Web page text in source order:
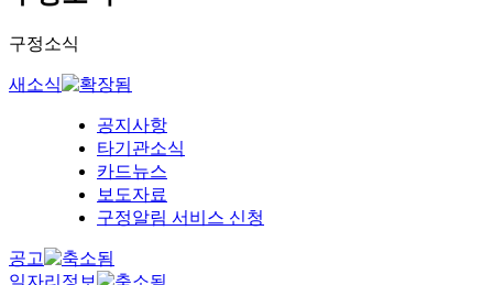
구정소식
새소식
공지사항
타기관소식
카드뉴스
보도자료
구정알림 서비스 신청
공고
일자리정보